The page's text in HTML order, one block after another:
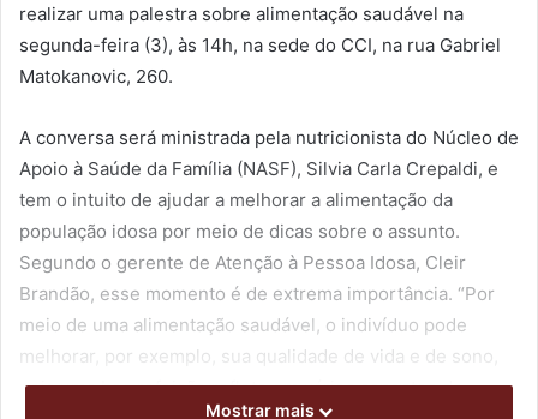
realizar uma palestra sobre alimentação saudável na
segunda-feira (3), às 14h, na sede do CCI, na rua Gabriel
Matokanovic, 260.
A conversa será ministrada pela nutricionista do Núcleo de
Apoio à Saúde da Família (NASF), Silvia Carla Crepaldi, e
tem o intuito de ajudar a melhorar a alimentação da
população idosa por meio de dicas sobre o assunto.
Segundo o gerente de Atenção à Pessoa Idosa, Cleir
Brandão, esse momento é de extrema importância. “Por
meio de uma alimentação saudável, o indivíduo pode
melhorar, por exemplo, sua qualidade de vida e de sono,
pois uma boa refeição reflete em vários aspectos da
Mostrar mais